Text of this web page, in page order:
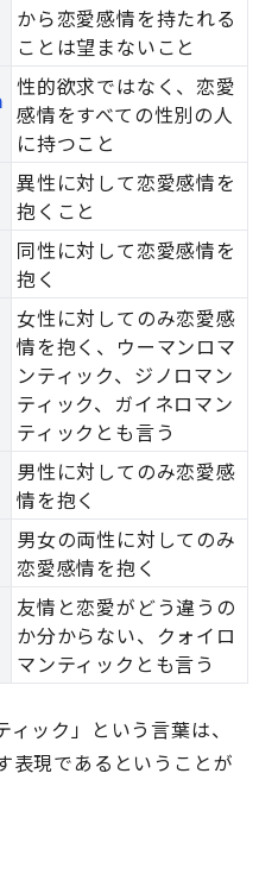
から恋愛感情を持たれる
ことは望まないこと
性的欲求ではなく、恋愛
感情をすべての性別の人
に持つこと
異性に対して恋愛感情を
抱くこと
同性に対して恋愛感情を
抱く
女性に対してのみ恋愛感
情を抱く、ウーマンロマ
ンティック、ジノロマン
ティック、ガイネロマン
ティックとも言う
男性に対してのみ恋愛感
情を抱く
男女の両性に対してのみ
恋愛感情を抱く
友情と恋愛がどう違うの
か分からない、クォイロ
マンティックとも言う
ック」という言葉は、
表現であるということが